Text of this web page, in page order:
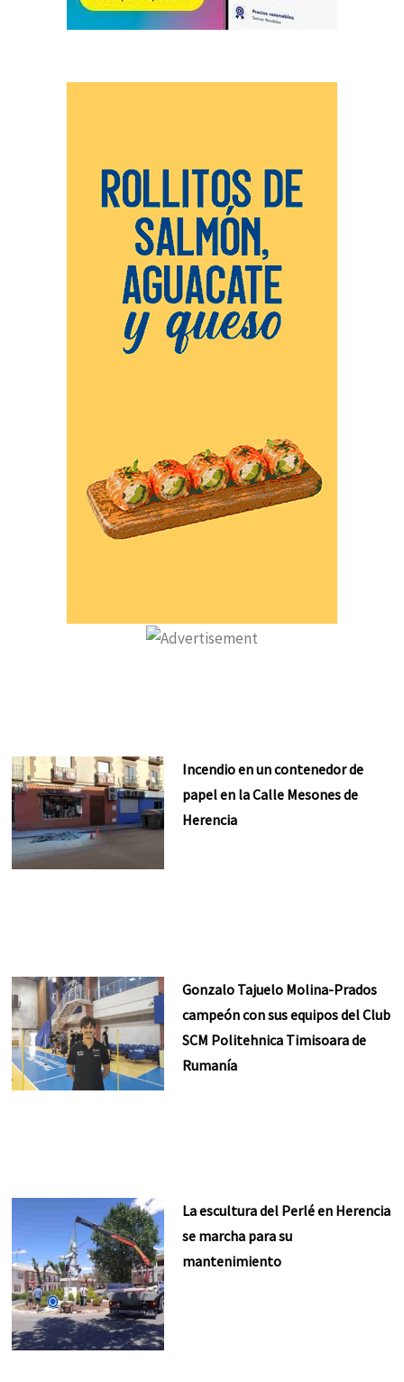
Incendio en un contenedor de
papel en la Calle Mesones de
Herencia
Gonzalo Tajuelo Molina-Prados
campeón con sus equipos del Club
SCM Politehnica Timisoara de
Rumanía
La escultura del Perlé en Herencia
se marcha para su
mantenimiento